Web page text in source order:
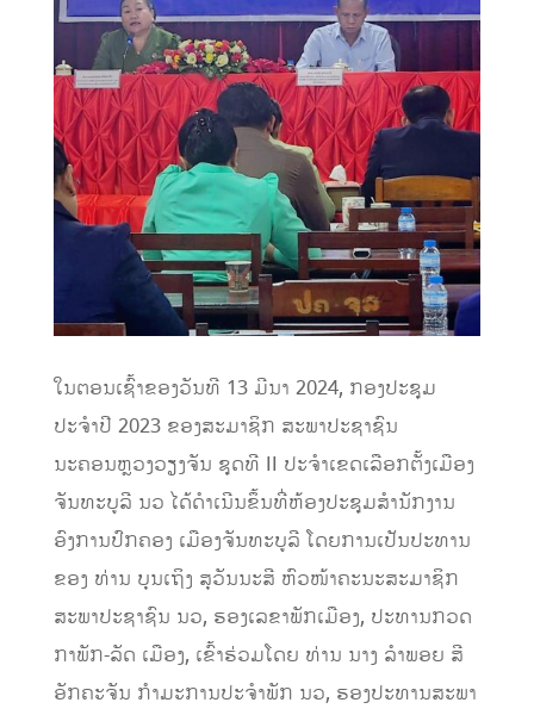
ໃນຕອນເຊົ້າຂອງວັນທີ 13 ມີນາ 2024, ກອງປະຊຸມ
ປະຈຳປີ 2023 ຂອງສະມາຊິກ ສະພາປະຊາຊົນ
ນະຄອນຫຼວງວຽງຈັນ ຊຸດທີ II ປະຈຳເຂດເລືອກຕັ້ງເມືອງ
ຈັນທະບູລີ ນວ ໄດ້ດຳເນີນຂຶ້ນທີ່ຫ້ອງປະຊຸມສຳນັກງານ
ອົງການປົກຄອງ ເມືອງຈັນທະບູລີ ໂດຍການເປັນປະທານ
ຂອງ ທ່ານ ບຸນເຖິງ ສຸວັນນະສີ ຫົວໜ້າຄະນະສະມາຊິກ
ສະພາປະຊາຊົນ ນວ, ຮອງເລຂາພັກເມືອງ, ປະທານກວດ
ກາພັກ-ລັດ ເມືອງ, ເຂົ້າຮ່ວມໂດຍ ທ່ານ ນາງ ລຳພອຍ ສີ
ອັກຄະຈັນ ກໍາມະການປະຈໍາພັກ ນວ, ຮອງປະທານສະພາ